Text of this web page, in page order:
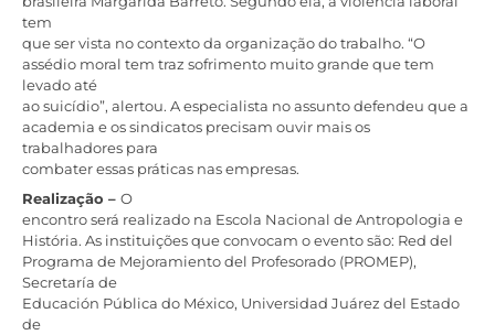
tem
que ser vista no contexto da organização do trabalho. “O
assédio moral tem traz sofrimento muito grande que tem
levado até
ao suicídio”, alertou. A especialista no assunto defendeu que a
academia e os sindicatos precisam ouvir mais os
trabalhadores para
combater essas práticas nas empresas.
Realização – O
encontro será realizado na Escola Nacional de Antropologia e
História. As instituições que convocam o evento são: Red del
Programa de Mejoramiento del Profesorado (PROMEP),
Secretaría de
Educación Pública do México, Universidad Juárez del Estado
de